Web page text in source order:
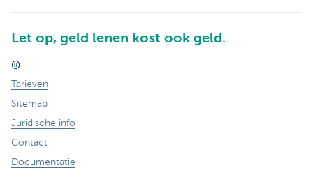
Let op, geld lenen kost ook geld.
®
Tarieven
Sitemap
Juridische info
Contact
Documentatie